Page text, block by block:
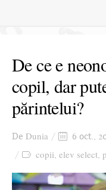
De ce e
copil, dar
părintelui?
De Dunia 6 oct.,
copii, elev select,